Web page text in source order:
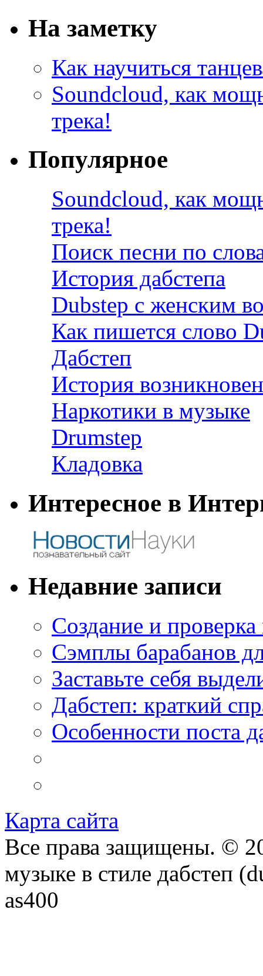
На заметку
Как научиться
Soundcloud, как
трека!
Популярное
Soundcloud, как
трека!
Поиск песни по
История дабстепа
Dubstep с женским
Как пишется слово
Дабстеп
История
Наркотики в музыке
Drumstep
Кладовка
Интересное в
Недавние записи
Создание и
Сэмплы барабанов
Заставьте себя
Дабстеп: краткий
Особенности поста
Карта сайта
Все права защищены. ©
музыке в стиле дабстеп
as400